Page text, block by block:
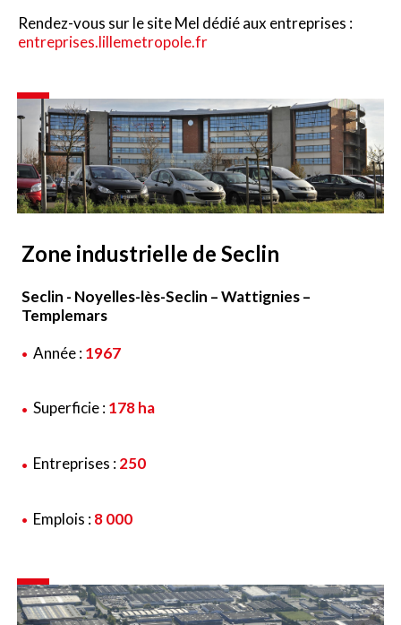
Rendez-vous sur le site Mel dédié aux entreprises :
entreprises.lillemetropole.fr
Zone industrielle de Seclin
Seclin - Noyelles-lès-Seclin – Wattignies –
Templemars
Année :1967
Superficie :178 ha
Entreprises :250
Emplois :8 000